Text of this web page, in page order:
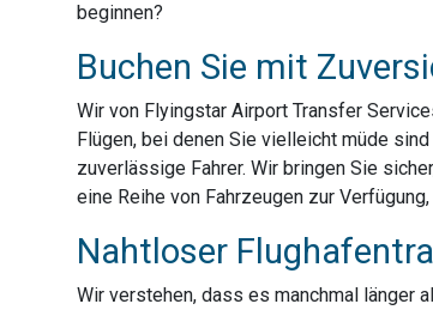
beginnen?
Buchen Sie mit
Wir von Flyingstar Airport Transfer
Flügen, bei denen Sie vielleicht müde
zuverlässige Fahrer. Wir bringen Sie
eine Reihe von Fahrzeugen zur
Nahtloser
Wir verstehen, dass es manchmal länger